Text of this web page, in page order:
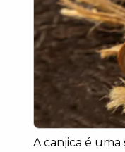
A canjica é